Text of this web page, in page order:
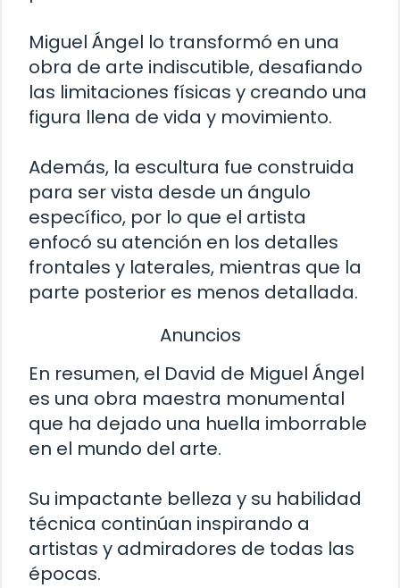
Miguel Ángel lo transformó en una
obra de arte indiscutible, desafiando
las limitaciones físicas y creando una
figura llena de vida y movimiento.
Además, la escultura fue construida
para ser vista desde un ángulo
específico, por lo que el artista
enfocó su atención en los detalles
frontales y laterales, mientras que la
parte posterior es menos detallada.
Anuncios
En resumen, el David de Miguel Ángel
es una obra maestra monumental
que ha dejado una huella imborrable
en el mundo del arte.
Su impactante belleza y su habilidad
técnica continúan inspirando a
artistas y admiradores de todas las
épocas.